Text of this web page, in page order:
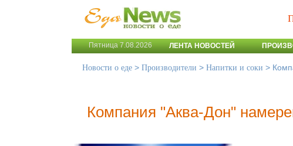
Пятница 7.08.2026 ЛЕНТА НОВОСТЕЙ
Новости о еде > Производители > Напитки и соки >
Компания "Аква-Дон"